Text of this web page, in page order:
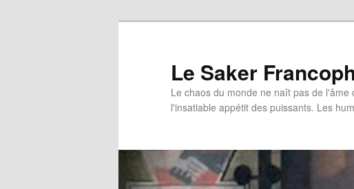
Le Saker
Le chaos du monde ne naît pas de
l'insatiable appétit des puissants. Les